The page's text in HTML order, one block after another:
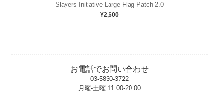
Slayers Initiative Large Flag Patch 2.0
¥2,600
お電話でお問い合わせ
03-5830-3722
月曜-土曜 11:00-20:00